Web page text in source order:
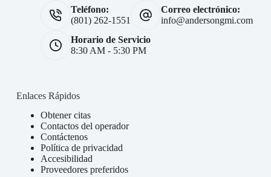
Teléfono:
(801) 262-1551
Correo electrónico:
info@andersongmi.com
Horario de Servicio
8:30 AM - 5:30 PM
Enlaces Rápidos
Obtener citas
Contactos del operador
Contáctenos
Política de privacidad
Accesibilidad
Proveedores preferidos